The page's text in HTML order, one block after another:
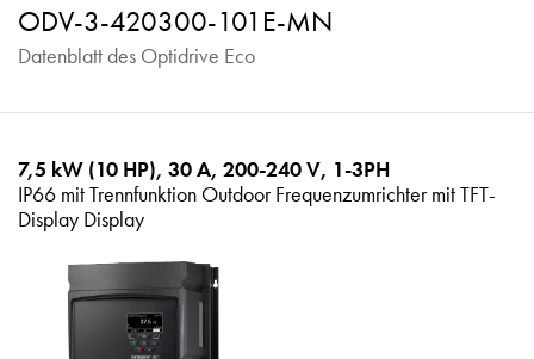
ODV-3-420300-101E-MN
Datenblatt des Optidrive Eco
7,5 kW (10 HP), 30 A, 200-240 V, 1-3PH
IP66 mit Trennfunktion Outdoor Frequenzumrichter mit TFT-
Display Display